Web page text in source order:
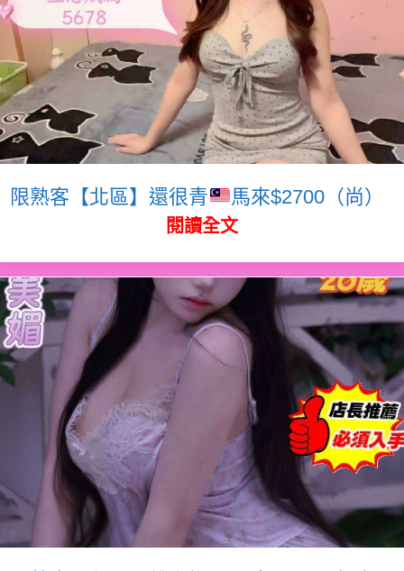
限熟客【北區】還很青 馬來$2700（尚）
閱讀全文